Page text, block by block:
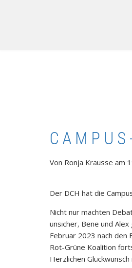
Von Ronja Krausse am
Der DCH hat die
Nicht nur machten
unsicher, Bene und
Februar 2023 nach den
Rot-Grüne Koalition
Herzlichen Glückwunsch